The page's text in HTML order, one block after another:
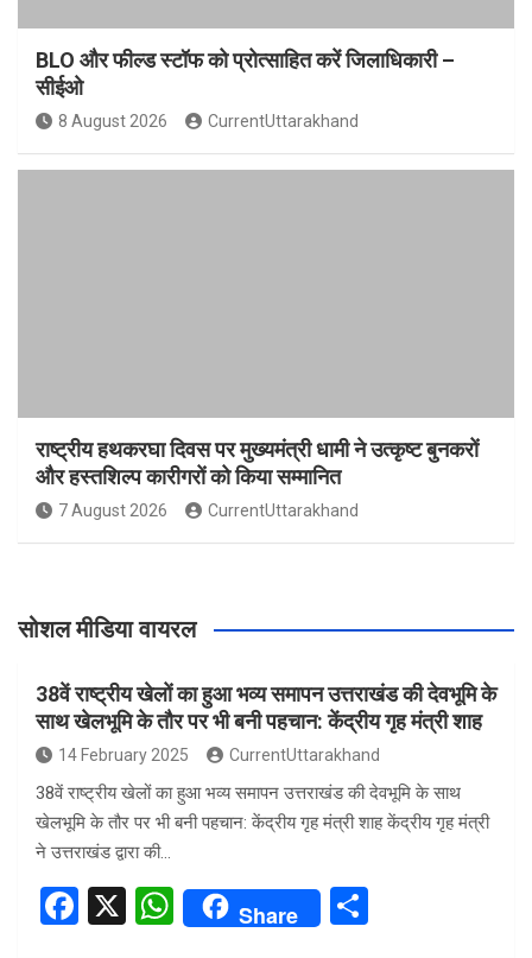
BLO और फील्ड स्टॉफ को प्रोत्साहित करें जिलाधिकारी –
सीईओ
8 August 2026 CurrentUttarakhand
राष्ट्रीय हथकरघा दिवस पर मुख्यमंत्री धामी ने उत्कृष्ट बुनकरों
और हस्तशिल्प कारीगरों को किया सम्मानित
7 August 2026 CurrentUttarakhand
सोशल मीडिया वायरल
38वें राष्ट्रीय खेलों का हुआ भव्य समापन उत्तराखंड की देवभूमि के
साथ खेलभूमि के तौर पर भी बनी पहचान: केंद्रीय गृह मंत्री शाह
14 February 2025 CurrentUttarakhand
38वें राष्ट्रीय खेलों का हुआ भव्य समापन उत्तराखंड की देवभूमि के साथ
खेलभूमि के तौर पर भी बनी पहचान: केंद्रीय गृह मंत्री शाह केंद्रीय गृह मंत्री
ने उत्तराखंड द्वारा की…
F
X
W
Share